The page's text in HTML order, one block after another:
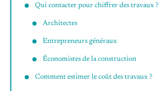
Qui contacter pour chiffrer des travaux ?
Architectes
Entrepreneurs généraux
Économistes de la construction
Comment estimer le coût des travaux ?